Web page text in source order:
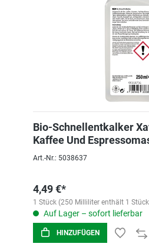
Bio-Schnellentkalker
Kaffee Und
Art.-Nr.: 5038637
4,49 €*
1 Stück (250 Milliliter enthält 1
Auf Lager – sofort lieferbar
HINZUFÜGEN